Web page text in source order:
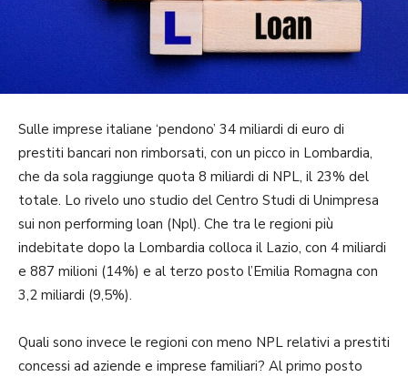
Sulle imprese italiane ‘pendono’ 34 miliardi di euro di
prestiti bancari non rimborsati, con un picco in Lombardia,
che da sola raggiunge quota 8 miliardi di NPL, il 23% del
totale. Lo rivelo uno studio del Centro Studi di Unimpresa
sui non performing loan (Npl). Che tra le regioni più
indebitate dopo la Lombardia colloca il Lazio, con 4 miliardi
e 887 milioni (14%) e al terzo posto l’Emilia Romagna con
3,2 miliardi (9,5%).
Quali sono invece le regioni con meno NPL relativi a prestiti
concessi ad aziende e imprese familiari? Al primo posto